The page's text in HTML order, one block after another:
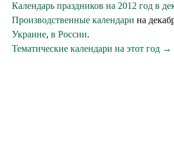
Календарь праздников на 2012 год в
Производственные календари на
Украине, в России.
Тематические календари на этот год →